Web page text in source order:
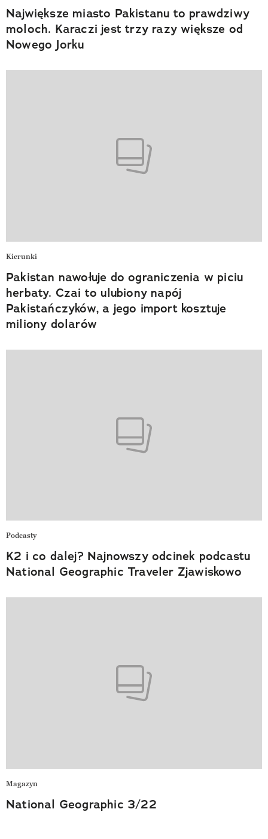
Największe miasto Pakistanu to prawdziwy
moloch. Karaczi jest trzy razy większe od
Nowego Jorku
Kierunki
Pakistan nawołuje do ograniczenia w piciu
herbaty. Czai to ulubiony napój
Pakistańczyków, a jego import kosztuje
miliony dolarów
Podcasty
K2 i co dalej? Najnowszy odcinek podcastu
National Geographic Traveler Zjawiskowo
Magazyn
National Geographic 3/22